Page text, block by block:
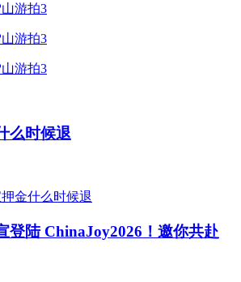
么时候退
登陆 ChinaJoy2026！邀你共赴